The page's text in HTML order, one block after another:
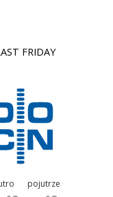
FRIDAY
pojutrze